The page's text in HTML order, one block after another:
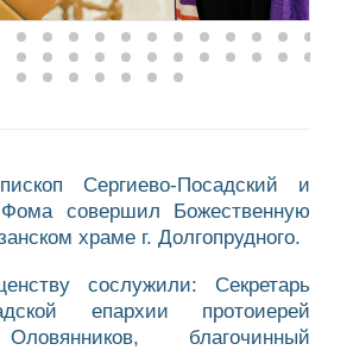
Сергиево-Посадский и
совершил Божественную
храме г. Долгопрудного.
сослужили: Секретарь
епархии протоиерей
благочинный